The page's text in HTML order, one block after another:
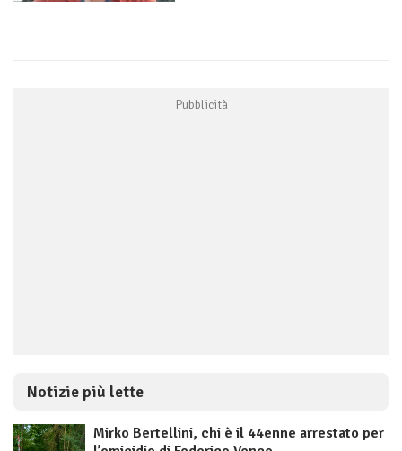
Notizie più lette
Mirko Bertellini, chi è il 44enne arrestato per